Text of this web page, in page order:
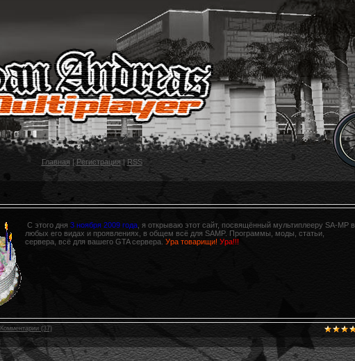
Главная |Регистрация|RSS
С этого дня 3 ноября 2009 года, я открываю этот сайт, посвящённый мультиплееру SA-MP в
любых его видах и проявлениях, в общем всё для SAMP. Программы, моды, статьи,
сервера, всё для вашего GTA сервера. Ура товарищи! Ура!!!
Комментарии (37)